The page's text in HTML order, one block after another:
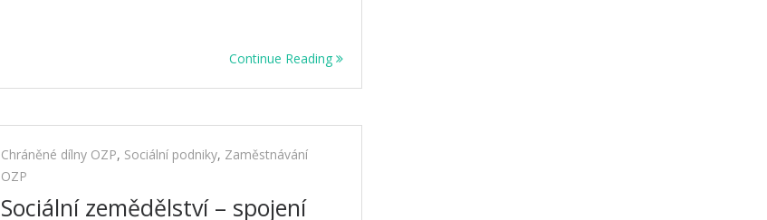
Continue Reading
Chráněné dílny OZP, Sociální podniky, Zaměstnávání
OZP
Sociální zemědělství – spojení